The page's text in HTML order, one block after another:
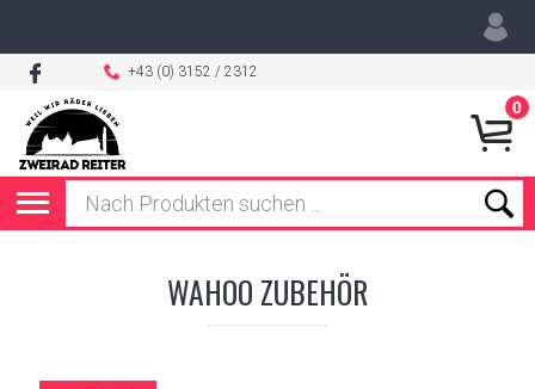
+43 (0) 3152 / 2312
0
WAHOO ZUBEHÖR